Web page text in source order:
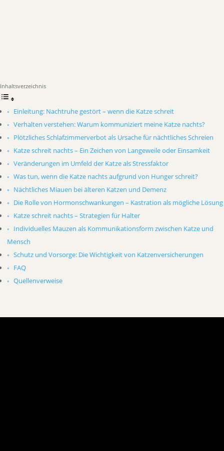
Inhaltsverzeichnis
Einleitung: Nachtruhe gestört – wenn die Katze schreit
Verhalten verstehen: Warum kommuniziert meine Katze nachts?
Plötzliches Schlafzimmerverbot als Ursache für nächtliches Schreien
Katze schreit nachts – Ein Zeichen von Langeweile oder Einsamkeit
Veränderungen im Umfeld der Katze als Stressfaktor
Was tun, wenn die Katze nachts aufgrund von Hunger schreit?
Nächtliches Miauen bei älteren Katzen und Demenz
Die Rolle von Hormonschwankungen – Kastration als mögliche Lösung
Katze schreit nachts – Strategien für Halter
Individuelles Mauzen als Kommunikationsform zwischen Katze und
Mensch
Schutz und Vorsorge: Die Wichtigkeit von Katzenversicherungen
FAQ
Quellenverweise